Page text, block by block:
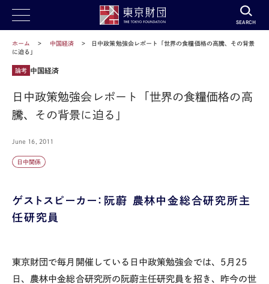
SEARCH
ホーム 中国経済
日中政策勉強会レポート「世界の食糧価格の高騰、その背景
に迫る」
論考 中国経済
日中政策勉強会レポート「世界の食糧価格の高
騰、その背景に迫る」
June 16, 2011
日中関係
ゲストスピーカー：阮蔚 農林中金総合研究所主
任研究員
東京財団で毎月開催している日中政策勉強会では、5月25
日、農林中金総合研究所の阮蔚主任研究員を招き、昨今の世